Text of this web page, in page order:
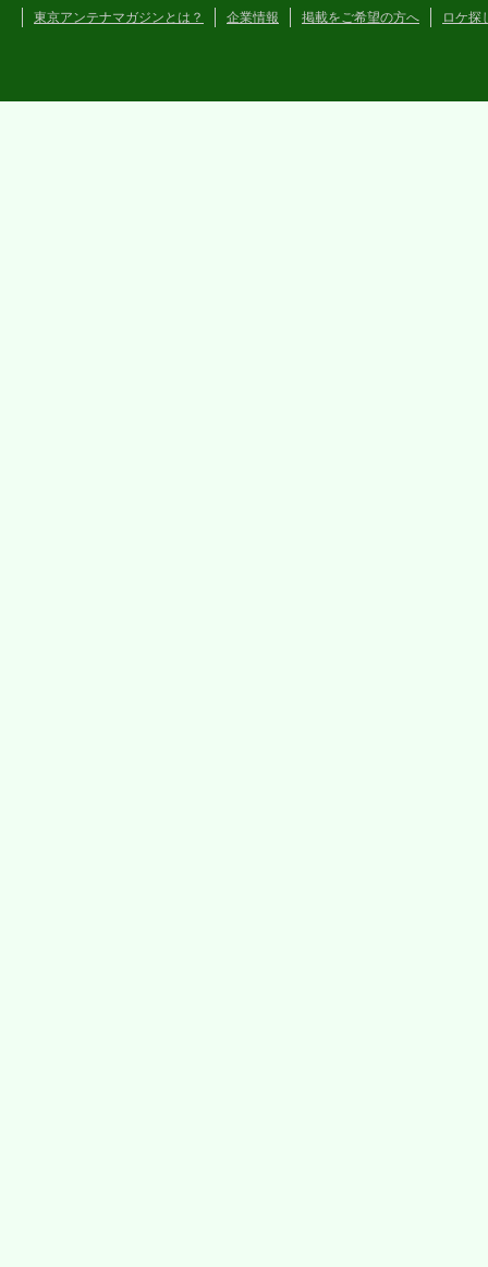
東京アンテナマガジンとは？ 企業情報 掲載をご希望の方へ ロケ探